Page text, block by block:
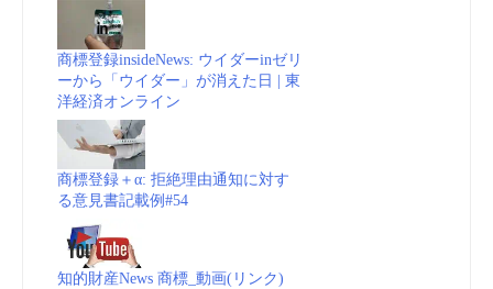
商標登録insideNews: ウイダーinゼリ
ーから「ウイダー」が消えた日 | 東
洋経済オンライン
商標登録＋α: 拒絶理由通知に対す
る意見書記載例#54
知的財産News 商標_動画(リンク)